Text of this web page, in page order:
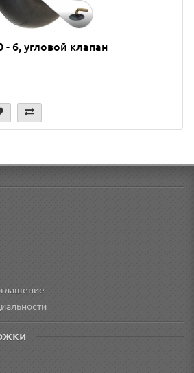
6, угловой клапан